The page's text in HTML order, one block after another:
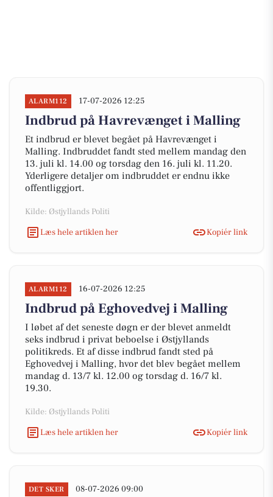
ALARM112 17-07-2026 12:25
Indbrud på Havrevænget i Malling
Et indbrud er blevet begået på Havrevænget i
Malling. Indbruddet fandt sted mellem mandag den
13. juli kl. 14.00 og torsdag den 16. juli kl. 11.20.
Yderligere detaljer om indbruddet er endnu ikke
offentliggjort.
Kilde: Østjyllands Politi
Læs hele artiklen her
Kopiér link
ALARM112 16-07-2026 12:25
Indbrud på Eghovedvej i Malling
I løbet af det seneste døgn er der blevet anmeldt
seks indbrud i privat beboelse i Østjyllands
politikreds. Et af disse indbrud fandt sted på
Eghovedvej i Malling, hvor det blev begået mellem
mandag d. 13/7 kl. 12.00 og torsdag d. 16/7 kl.
19.30.
Kilde: Østjyllands Politi
Læs hele artiklen her
Kopiér link
DET SKER 08-07-2026 09:00